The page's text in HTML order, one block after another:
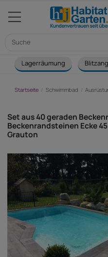
Lagerräumung
Startseite Schwimmbad
Set aus 40 geraden
Beckenrandsteinen Ecke
Grauton